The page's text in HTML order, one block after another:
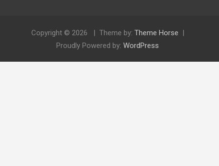
Copyright © 2026 Theme by: Theme Horse
Proudly Powered by: WordPress